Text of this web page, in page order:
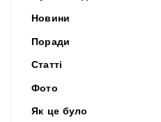
Новини
Поради
Статті
Фото
Як це було